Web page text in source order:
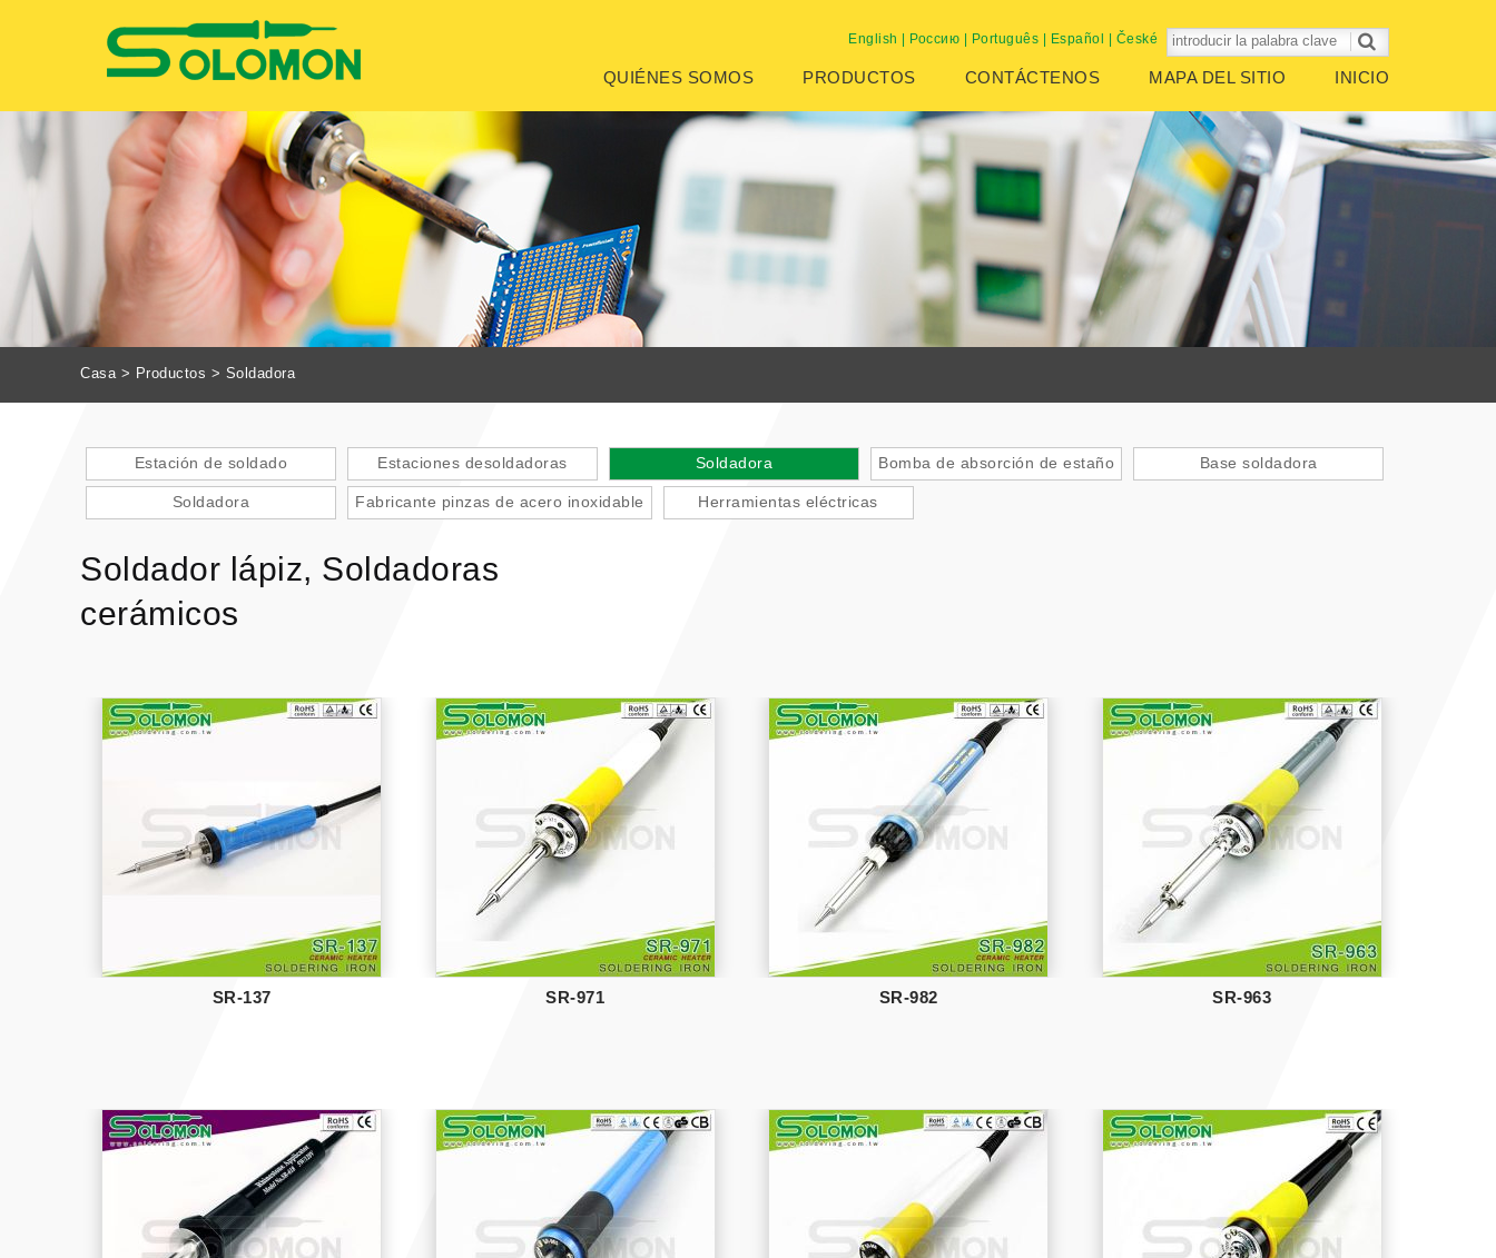
QUIÉNES SOMOS PRODUCTOS CONTÁCTENOS MAPA DEL SITIO INICIO
English Россию Português Español České
Casa> Productos > Soldadora
Estación de soldado Estaciones desoldadoras Soldadora Bomba de absorción de estaño Base soldadora
Soldadora Fabricante pinzas de acero inoxidable Herramientas eléctricas
Soldador lápiz, Soldadoras
cerámicos
SR-137 SR-971 SR-982 SR-963